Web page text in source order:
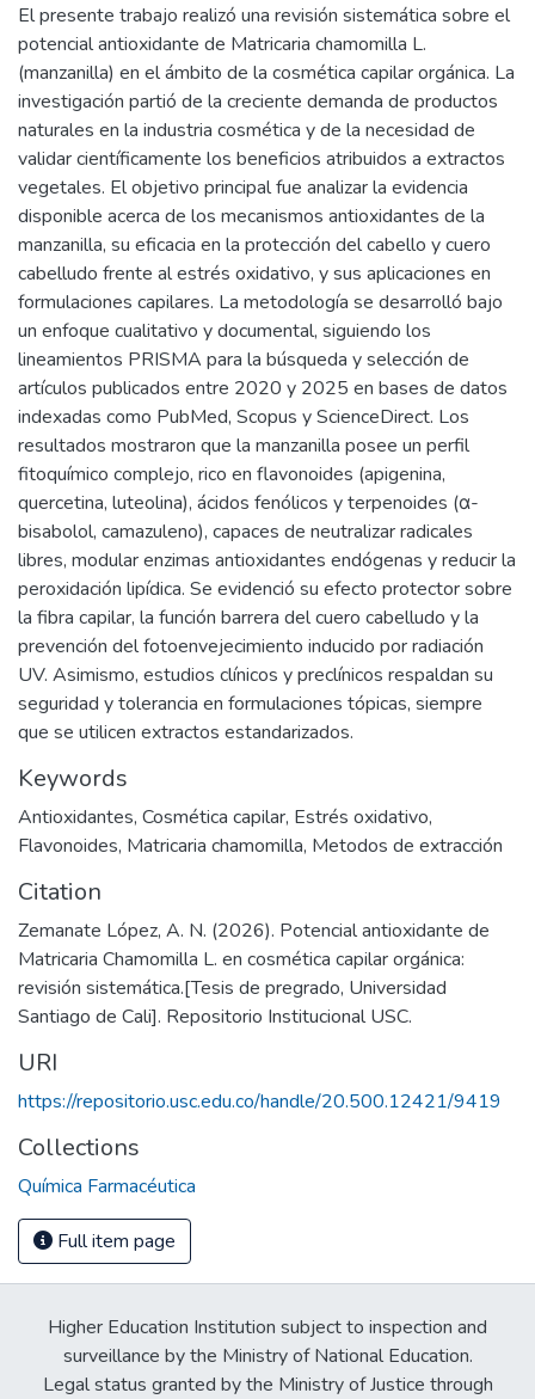
El presente trabajo realizó una revisión sistemática sobre el
potencial antioxidante de Matricaria chamomilla L.
(manzanilla) en el ámbito de la cosmética capilar orgánica. La
investigación partió de la creciente demanda de productos
naturales en la industria cosmética y de la necesidad de
validar científicamente los beneficios atribuidos a extractos
vegetales. El objetivo principal fue analizar la evidencia
disponible acerca de los mecanismos antioxidantes de la
manzanilla, su eficacia en la protección del cabello y cuero
cabelludo frente al estrés oxidativo, y sus aplicaciones en
formulaciones capilares. La metodología se desarrolló bajo
un enfoque cualitativo y documental, siguiendo los
lineamientos PRISMA para la búsqueda y selección de
artículos publicados entre 2020 y 2025 en bases de datos
indexadas como PubMed, Scopus y ScienceDirect. Los
resultados mostraron que la manzanilla posee un perfil
fitoquímico complejo, rico en flavonoides (apigenina,
quercetina, luteolina), ácidos fenólicos y terpenoides (α-
bisabolol, camazuleno), capaces de neutralizar radicales
libres, modular enzimas antioxidantes endógenas y reducir la
peroxidación lipídica. Se evidenció su efecto protector sobre
la fibra capilar, la función barrera del cuero cabelludo y la
prevención del fotoenvejecimiento inducido por radiación
UV. Asimismo, estudios clínicos y preclínicos respaldan su
seguridad y tolerancia en formulaciones tópicas, siempre
que se utilicen extractos estandarizados.
Keywords
Antioxidantes, Cosmética capilar, Estrés oxidativo,
Flavonoides, Matricaria chamomilla, Metodos de extracción
Citation
Zemanate López, A. N. (2026). Potencial antioxidante de
Matricaria Chamomilla L. en cosmética capilar orgánica:
revisión sistemática.[Tesis de pregrado, Universidad
Santiago de Cali]. Repositorio Institucional USC.
URI
https://repositorio.usc.edu.co/handle/20.500.12421/9419
Collections
Química Farmacéutica
Full item page
Higher Education Institution subject to inspection and
surveillance by the Ministry of National Education.
Legal status granted by the Ministry of Justice through